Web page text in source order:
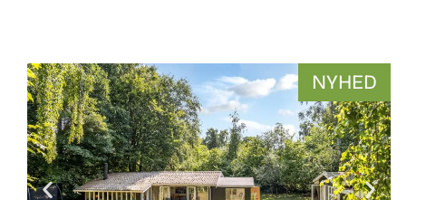
NYHED
WB-
26106